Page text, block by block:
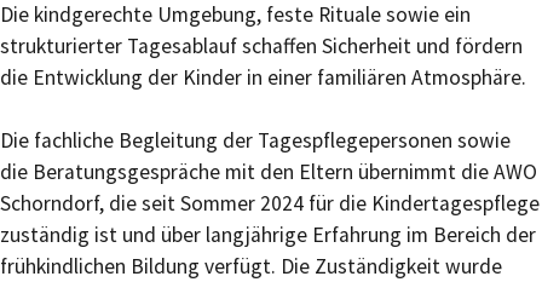
Die kindgerechte Umgebung, feste Rituale sowie ein
strukturierter Tagesablauf schaffen Sicherheit und fördern
die Entwicklung der Kinder in einer familiären Atmosphäre.
Die fachliche Begleitung der Tagespflegepersonen sowie
die Beratungsgespräche mit den Eltern übernimmt die AWO
Schorndorf, die seit Sommer 2024 für die Kindertagespflege
zuständig ist und über langjährige Erfahrung im Bereich der
frühkindlichen Bildung verfügt. Die Zuständigkeit wurde